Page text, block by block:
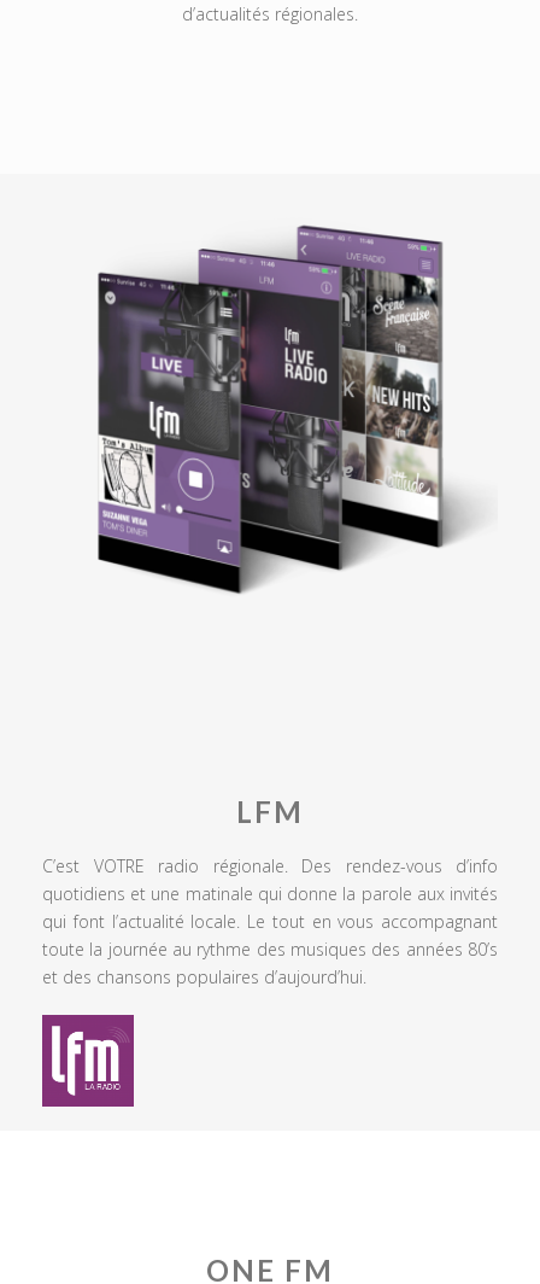
d’actualités régionales.
LFM
C’est VOTRE radio régionale. Des rendez-vous d’info
quotidiens et une matinale qui donne la parole aux invités
qui font l’actualité locale. Le tout en vous accompagnant
toute la journée au rythme des musiques des années 80’s
et des chansons populaires d’aujourd’hui.
ONE FM